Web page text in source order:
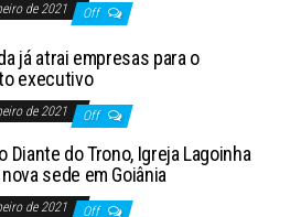
de 2021 Off
já atrai empresas para o
executivo
de 2021 Off
Diante do Trono, Igreja Lagoinha
sede em Goiânia
de 2021 Off